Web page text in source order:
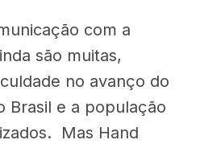
com a
são muitas,
no avanço do
Brasil e a população
Mas Hand